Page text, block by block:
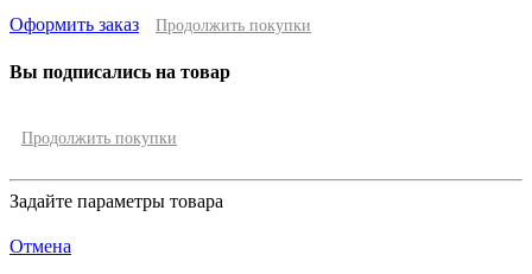
Оформить заказ Продолжить покупки
Вы подписались на товар
Продолжить покупки
Задайте параметры товара
Отмена